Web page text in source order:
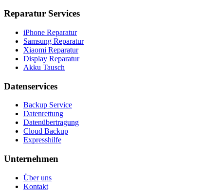
Reparatur Services
iPhone Reparatur
Samsung Reparatur
Xiaomi Reparatur
Display Reparatur
Akku Tausch
Datenservices
Backup Service
Datenrettung
Datenübertragung
Cloud Backup
Expresshilfe
Unternehmen
Über uns
Kontakt